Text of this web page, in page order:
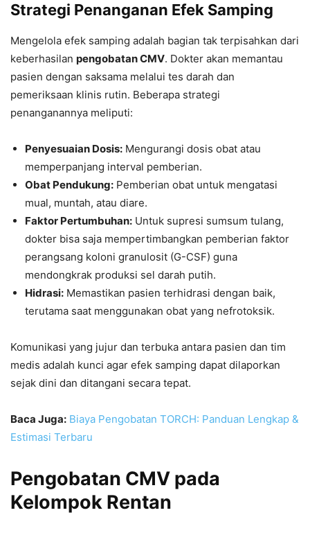
Strategi Penanganan Efek Samping
Mengelola efek samping adalah bagian tak terpisahkan dari
keberhasilan pengobatan CMV. Dokter akan memantau
pasien dengan saksama melalui tes darah dan
pemeriksaan klinis rutin. Beberapa strategi
penanganannya meliputi:
Penyesuaian Dosis: Mengurangi dosis obat atau
memperpanjang interval pemberian.
Obat Pendukung: Pemberian obat untuk mengatasi
mual, muntah, atau diare.
Faktor Pertumbuhan: Untuk supresi sumsum tulang,
dokter bisa saja mempertimbangkan pemberian faktor
perangsang koloni granulosit (G-CSF) guna
mendongkrak produksi sel darah putih.
Hidrasi: Memastikan pasien terhidrasi dengan baik,
terutama saat menggunakan obat yang nefrotoksik.
Komunikasi yang jujur dan terbuka antara pasien dan tim
medis adalah kunci agar efek samping dapat dilaporkan
sejak dini dan ditangani secara tepat.
Baca Juga: Biaya Pengobatan TORCH: Panduan Lengkap &
Estimasi Terbaru
Pengobatan CMV pada
Kelompok Rentan